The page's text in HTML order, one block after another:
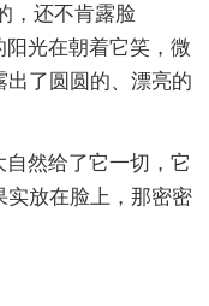
，还不肯露脸
阳光在朝着它笑，微
出了圆圆的、漂亮的
然给了它一切，它
实放在脸上，那密密